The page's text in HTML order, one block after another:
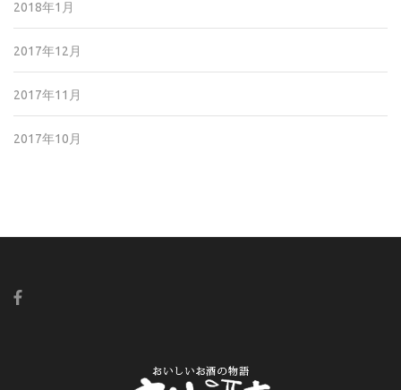
2018年1月
2017年12月
2017年11月
2017年10月